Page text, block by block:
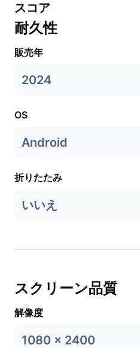
スコア
耐久性
販売年
2024
OS
Android
折りたたみ
いいえ
スクリーン品質
解像度
1080 x 2400